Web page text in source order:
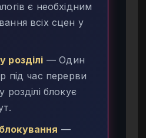
є необхідним
всіх сцен у
розділі — Один
під час перерви
блокує
—